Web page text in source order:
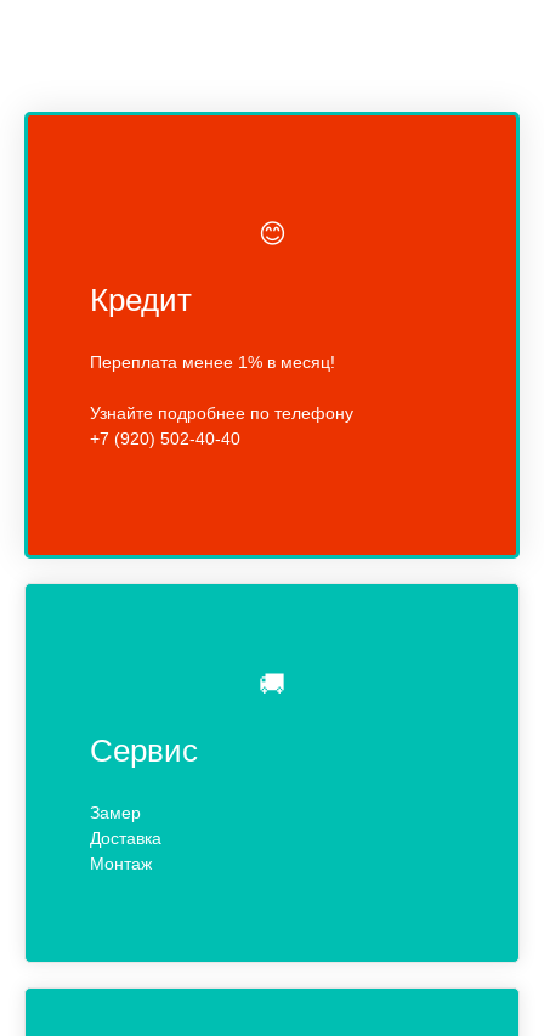
😊
Кредит
Переплата менее 1% в месяц!
Узнайте подробнее по телефону
+7 (920) 502-40-40
🚚
Сервис
Замер
Доставка
Монтаж